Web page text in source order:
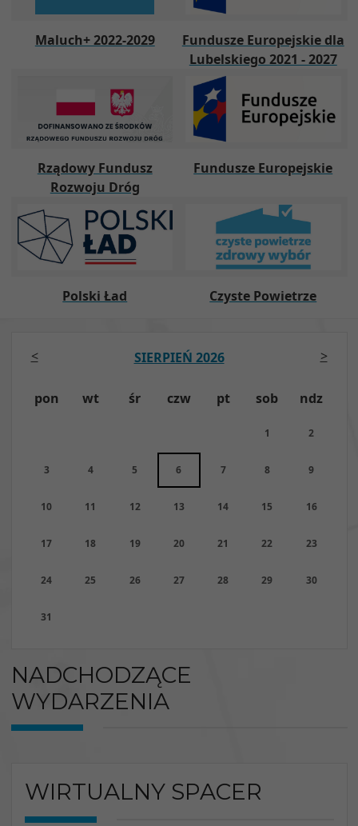
Maluch+ 2022-2029
Fundusze Europejskie dla
Lubelskiego 2021 - 2027
Rządowy Fundusz
Rozwoju Dróg
Fundusze Europejskie
Polski Ład Czyste Powietrze
SIERPIEŃ 2026
pon wt śr czw pt sob ndz
1 2
3 4 5 6 7 8 9
10 11 12 13 14 15 16
17 18 19 20 21 22 23
24 25 26 27 28 29 30
31
< >
NADCHODZĄCE
WYDARZENIA
WIRTUALNY SPACER